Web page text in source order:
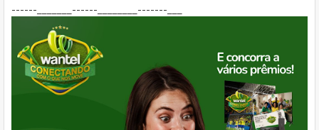
------_______------________-------___